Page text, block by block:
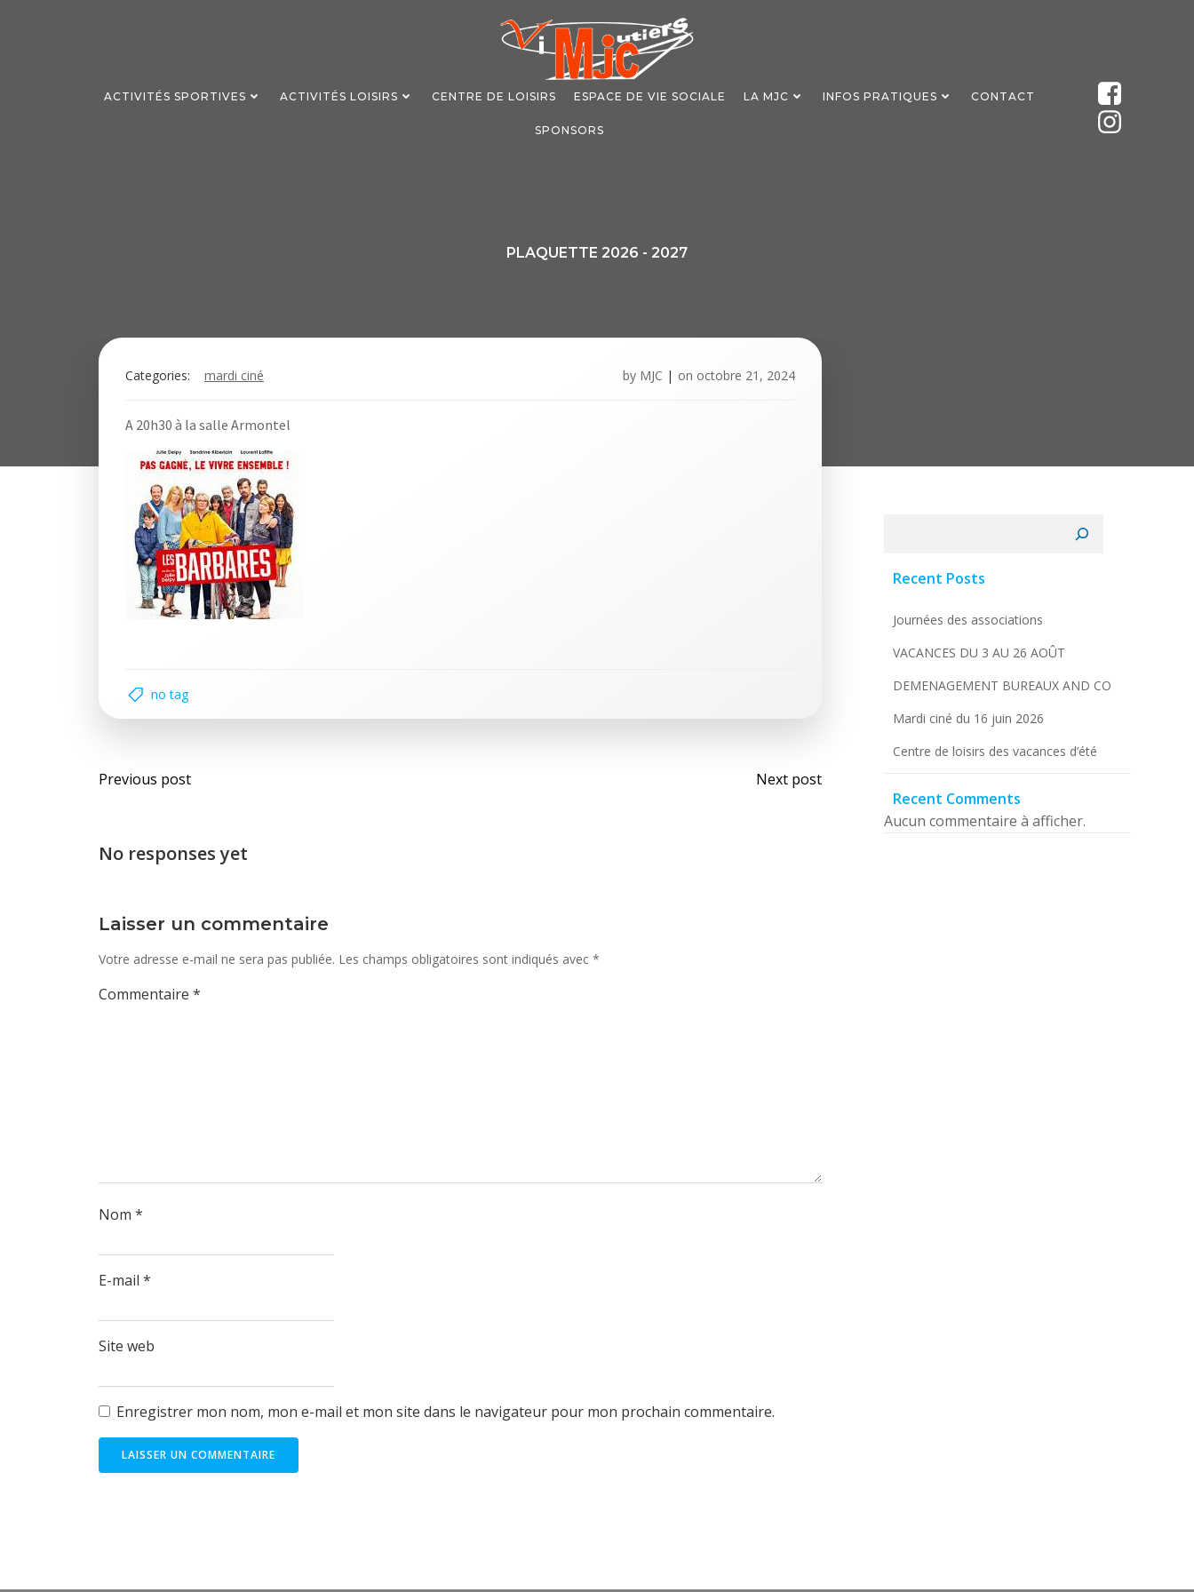
ACTIVITÉS SPORTIVES ACTIVITÉS LOISIRS CENTRE DE LOISIRS ESPACE DE VIE SOCIALE LA MJC INFOS PRATIQUES CONTACT
SPONSORS
PLAQUETTE 2026 - 2027
Categories: mardi ciné by MJC | on octobre 21, 2024
A 20h30 à la salle Armontel
no tag
Navigation
articles
Previous post
Navigation
Next post
No responses yet
Laisser un commentaire
Votre adresse e-mail ne sera pas publiée. Les champs obligatoires sont indiqués avec *
Commentaire *
Nom *
E-mail *
Site web
Enregistrer mon nom, mon e-mail et mon site dans le navigateur pour mon prochain commentaire.
Recent Posts
Journées des associations
VACANCES DU 3 AU 26 AOÛT
DEMENAGEMENT BUREAUX AND CO
Mardi ciné du 16 juin 2026
Centre de loisirs des vacances d’été
Recent Comments
Aucun commentaire à afficher.